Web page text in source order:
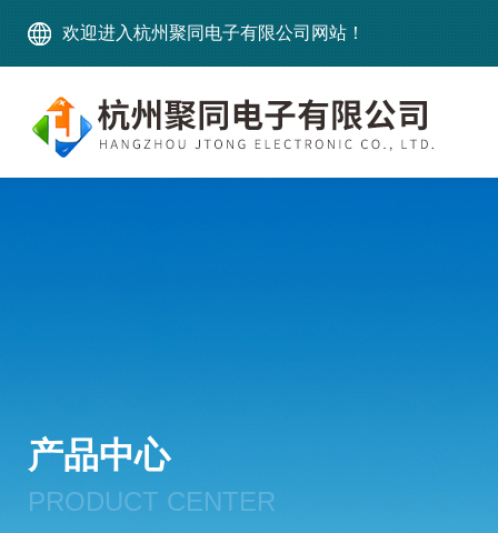
欢迎进入杭州聚同电子有限公司网站！
产品中心
PRODUCT CENTER